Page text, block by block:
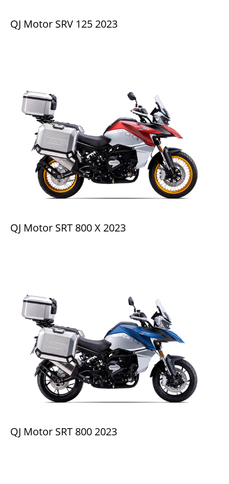
QJ Motor SRV 125 2023
QJ Motor SRT 800 X 2023
QJ Motor SRT 800 2023